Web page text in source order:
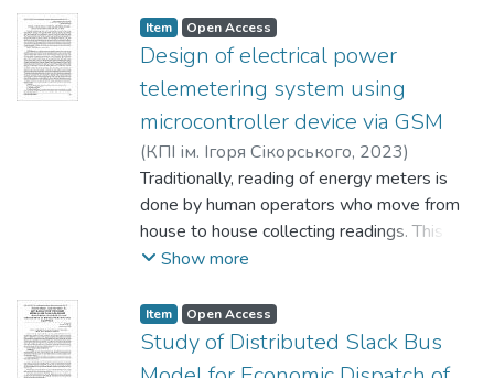
Item Open Access
Design of electrical power
telemetering system using
microcontroller device via GSM
(КПІ ім. Ігоря Сікорського, 2023)
Abdulhamid, M.
Traditionally, reading of energy meters is
done by human operators who move from
house to house collecting readings. This
exercise requires huge labor operator
complete reading of meters in a particular
area. This paper endeavors to do away with
this problem by using a telemetering
Show more
Item Open Access
Study of Distributed Slack Bus